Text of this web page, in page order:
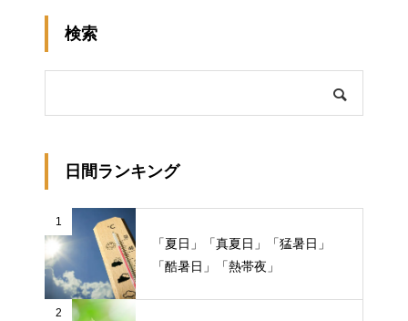
検索
日間ランキング
1
「夏日」「真夏日」「猛暑日」
「酷暑日」「熱帯夜」
2